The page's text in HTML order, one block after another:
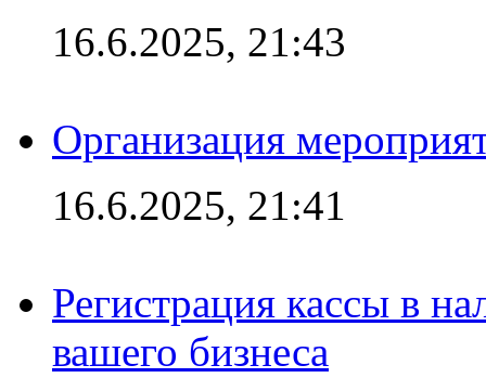
16.6.2025, 21:43
Организация
16.6.2025, 21:41
Регистрация кассы в
вашего бизнеса